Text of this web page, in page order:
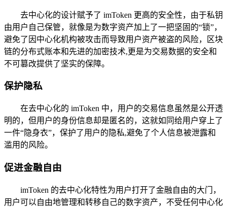
去中心化的设计赋予了 imToken 更高的安全性，由于私钥
由用户自己保管，就像是为数字资产加上了一把坚固的“锁”，
避免了因中心化机构被攻击而导致用户资产被盗的风险，区块
链的分布式账本和先进的加密技术,更是为交易数据的安全和
不可篡改提供了坚实的保障。
保护隐私
在去中心化的 imToken 中，用户的交易信息虽然是公开透
明的，但用户的身份信息却是匿名的，这就如同给用户穿上了
一件“隐身衣”，保护了用户的隐私,避免了个人信息被泄露和
滥用的风险。
促进金融自由
imToken 的去中心化特性为用户打开了金融自由的大门，
用户可以自由地管理和转移自己的数字资产，不受任何中心化